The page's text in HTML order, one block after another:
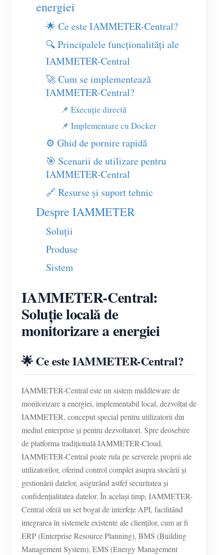
Încărcător EV
Simulator IAMMETER
Contor virtual
Sistem de prognoză și simulare energetică
Aplicații
Sistem de control încălzitor FV
Automatizare locuință
Monitorizare energetică pentru fabrici
Resurse
Ghid rapid produs
Documentație
Video tutorial
FAQ
Noutăți
Blog
Comunitate
Program pentru contribuitori
Activități IAMMETER
Forum
App Store
Explorare site
Soluții
energiei
🌟 Ce este IAMMETER-Central?
🔍 Principalele funcționalități ale
IAMMETER-Central
🚀 Cum se implementează
IAMMETER-Central?
📌 Execuție directă
📌 Implementare cu Docker
⚙️ Ghid de pornire rapidă
🎯 Scenarii de utilizare pentru
IAMMETER-Central
🔗 Resurse și suport tehnic
Despre IAMMETER
Soluții
Produse
Sistem
IAMMETER-Central:
Soluție locală de
monitorizare a energiei
🌟 Ce este IAMMETER-Central?
IAMMETER-Central este un sistem middleware de
monitorizare a energiei, implementabil local, dezvoltat de
IAMMETER, conceput special pentru utilizatorii din
mediul enterprise și pentru dezvoltatori. Spre deosebire
de platforma tradițională IAMMETER-Cloud,
IAMMETER-Central poate rula pe serverele proprii ale
utilizatorilor, oferind control complet asupra stocării și
gestionării datelor, asigurând astfel securitatea și
confidențialitatea datelor. În același timp, IAMMETER-
Central oferă un set bogat de interfețe API, facilitând
integrarea în sistemele existente ale clienților, cum ar fi
ERP (Enterprise Resource Planning), BMS (Building
Management System), EMS (Energy Management